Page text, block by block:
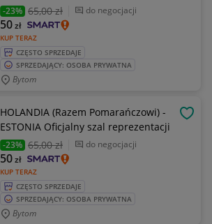
-23% 65,00 zł do negocjacji
KUP TERAZ
50zł
CZĘSTO SPRZEDAJE
SPRZEDAJĄCY: OSOBA PRYWATNA
Bytom
HOLANDIA (Razem Pomarańczowi) -
ESTONIA Oficjalny szal reprezentacji
-23% 65,00 zł do negocjacji
KUP TERAZ
50zł
CZĘSTO SPRZEDAJE
SPRZEDAJĄCY: OSOBA PRYWATNA
Bytom